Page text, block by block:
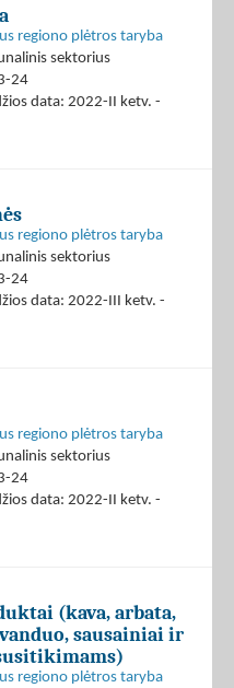
regiono plėtros taryba
sektorius
24
data: 2022-II ketv. -
regiono plėtros taryba
sektorius
24
data: 2022-III ketv. -
regiono plėtros taryba
sektorius
24
data: 2022-II ketv. -
(kava, arbata,
sausainiai ir
regiono plėtros taryba